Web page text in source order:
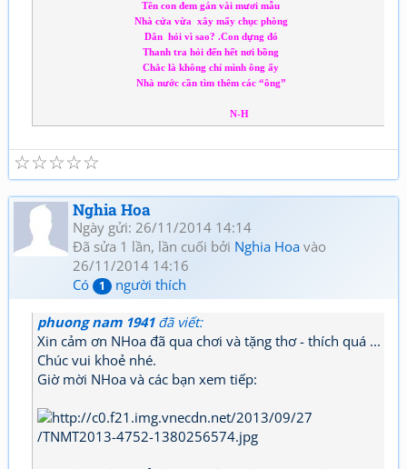
Tên con đem gán vài mươi mẫu
Nhà cửa vừa xây mấy chục phòng
Dân hỏi vì sao? .Con dựng đó
Thanh tra hỏi đến hết nơi bồng
Chắc là không chỉ mình ông ấy
Nhà nước cần tìm thêm các “ông”
N-H
☆
☆
☆
☆
☆
Nghia Hoa
Ngày gửi: 26/11/2014 14:14
Đã sửa 1 lần, lần cuối bởi Nghia Hoa vào
26/11/2014 14:16
Có
1 người thích
phuong nam 1941đã viết:
Xin cảm ơn NHoa đã qua chơi và tặng thơ - thích quá ...
Chúc vui khoẻ nhé.
Giờ mời NHoa và các bạn xem tiếp: